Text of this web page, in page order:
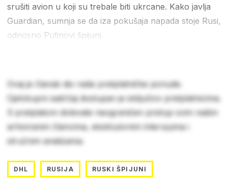
srušiti avion u koji su trebale biti ukrcane. Kako javlja
Guardian, sumnja se da iza pokušaja napada stoje Rusi,
odnosno Putinovi špijuni.
Ovaj je članak dio naše pretplatničke ponude.
Cjelokupni sadržaj dostupan je isključivo pretplatnicima.
S pretplatom dobivate neograničen pristup svim našim
arhiviranim člancima, ekskluzivnim intervjuima i
stručnim analizama.
DHL RUSIJA RUSKI ŠPIJUNI